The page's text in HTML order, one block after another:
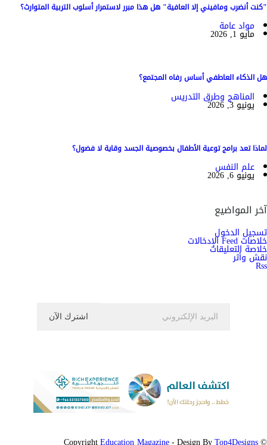
"كنت أنضرب ومافيني إلا العافية" هل هذا مبرر لاستمرار أسلوب التربية المتوارث؟
مواد عامة
مايو 1, 2026
هل الذكاء العاطفي أساس رفاه المجتمع؟
المناهج وطرق التدريس
يونيو 3, 2026
لماذا تعد برامج توعية الأطفال بخصوصية الجسد وقاية لا فضول؟
علم النفس
يونيو 6, 2026
آخر المواضيع
تسجيل الدخول
خلاصات Feed الإدخالات
خلاصة التعليقات
نقش وأثر
Rss
© Copyright
- Design By